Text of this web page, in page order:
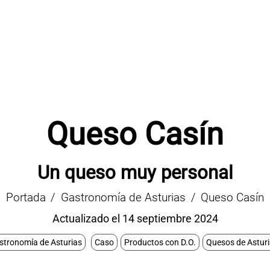
Queso Casín
Un queso muy personal
Portada Gastronomía de Asturias Queso Casín
Actualizado el 14 septiembre 2024
de Asturias Caso Productos con D.O. Quesos de